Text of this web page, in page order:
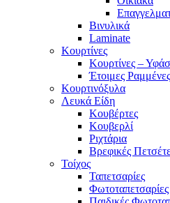
Βινυλικά
Laminate
Κουρτίνες
Κουρτίνες –
Έτοιμες
Κουρτινόξυλα
Λευκά Είδη
Κουβέρτες
Κουβερλί
Ριχτάρια
Βρεφικές
Τοίχος
Ταπετσαρίες
Φωτοταπετσαρίες